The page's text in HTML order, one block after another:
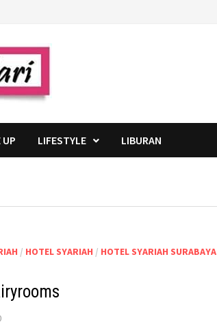
UP LIFESTYLE LIBURAN
/ HOTEL SYARIAH / HOTEL SYARIAH SURABAYA